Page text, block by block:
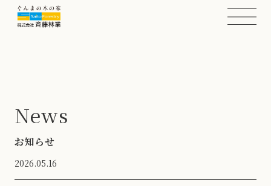
News
お知らせ
2026.05.16